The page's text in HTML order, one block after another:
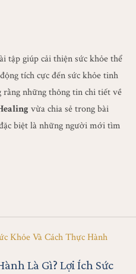
tập giúp cải thiện sức khỏe thể
tích cực đến sức khỏe tinh
những thông tin chi tiết về
vừa chia sẻ trong bài
biệt là những người mới tìm
Là Gì? Lợi Ích Sức